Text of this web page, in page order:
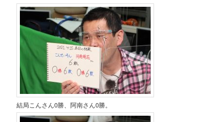
結局こんさん0勝、阿南さん0勝。